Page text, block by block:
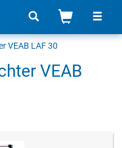
VEAB LAF 30
VEAB